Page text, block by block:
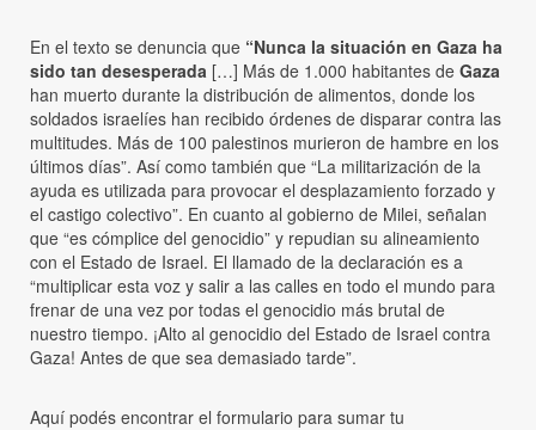
En el texto se denuncia que “Nunca la situación en Gaza ha
sido tan desesperada […] Más de 1.000 habitantes de Gaza
han muerto durante la distribución de alimentos, donde los
soldados israelíes han recibido órdenes de disparar contra las
multitudes. Más de 100 palestinos murieron de hambre en los
últimos días”. Así como también que “La militarización de la
ayuda es utilizada para provocar el desplazamiento forzado y
el castigo colectivo”. En cuanto al gobierno de Milei, señalan
que “es cómplice del genocidio” y repudian su alineamiento
con el Estado de Israel. El llamado de la declaración es a
“multiplicar esta voz y salir a las calles en todo el mundo para
frenar de una vez por todas el genocidio más brutal de
nuestro tiempo. ¡Alto al genocidio del Estado de Israel contra
Gaza! Antes de que sea demasiado tarde”.
Aquí podés encontrar el formulario para sumar tu